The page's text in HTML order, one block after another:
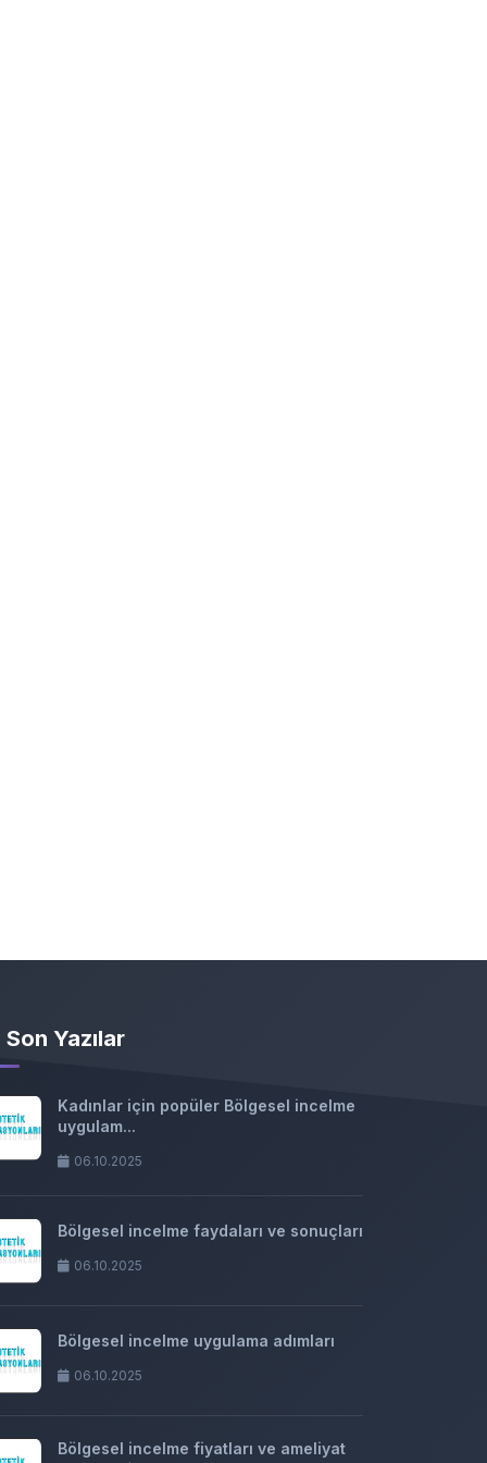
Son Yazılar
Kadınlar için popüler Bölgesel incelme
uygulam...
06.10.2025
Bölgesel incelme faydaları ve sonuçları
06.10.2025
Bölgesel incelme uygulama adımları
06.10.2025
Bölgesel incelme fiyatları ve ameliyat